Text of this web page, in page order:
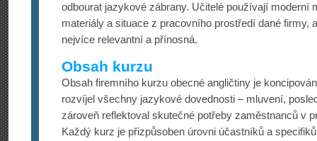
odbourat jazykové zábrany. Učitelé používají moderní
materiály a situace z pracovního prostředí dané firmy,
nejvíce relevantní a přínosná.
Obsah kurzu
Obsah firemního kurzu obecné angličtiny je
rozvíjel všechny jazykové dovednosti – mluvení,
zároveň reflektoval skutečné potřeby zaměstnanců v
Každý kurz je přizpůsoben úrovni účastníků a